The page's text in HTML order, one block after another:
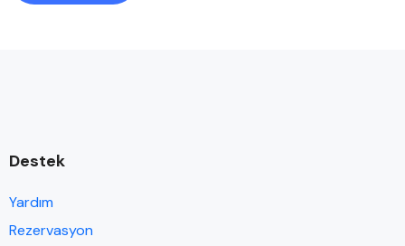
Destek
Yardım
Rezervasyon